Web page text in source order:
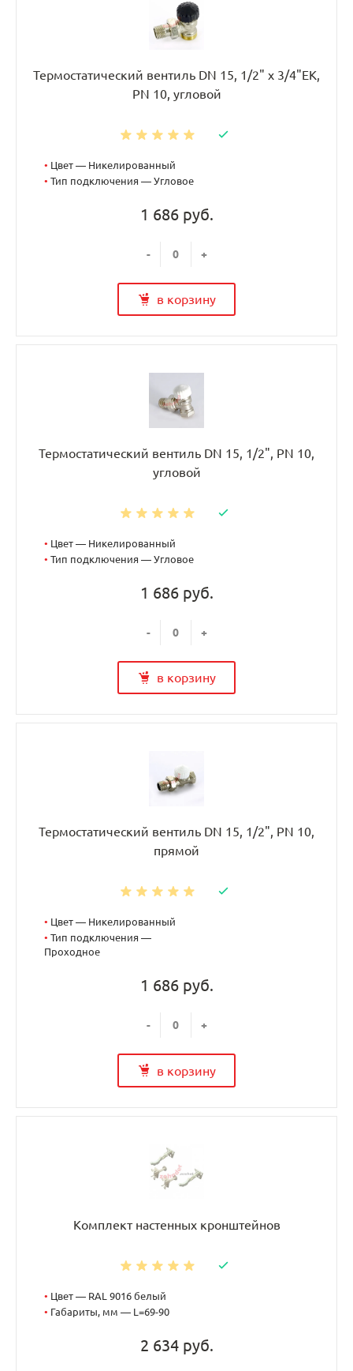
Термостатический вентиль DN 15, 1/2" х 3/4"EK,
PN 10, угловой
• Цвет — Никелированный
• Тип подключения — Угловое
1 686 руб.
- +
в корзину
Термостатический вентиль DN 15, 1/2", PN 10,
угловой
• Цвет — Никелированный
• Тип подключения — Угловое
1 686 руб.
- +
в корзину
Термостатический вентиль DN 15, 1/2", PN 10,
прямой
• Цвет — Никелированный
• Тип подключения —
Проходное
1 686 руб.
- +
в корзину
Комплект настенных кронштейнов
• Цвет — RAL 9016 белый
• Габариты, мм — L=69-90
2 634 руб.